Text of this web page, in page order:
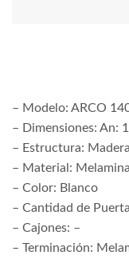
– Modelo: ARCO
– Dimensiones: An:
– Estructura: Madera
– Material: Melamina
– Color: Blanco
– Cantidad de
– Cajones: –
– Terminación: